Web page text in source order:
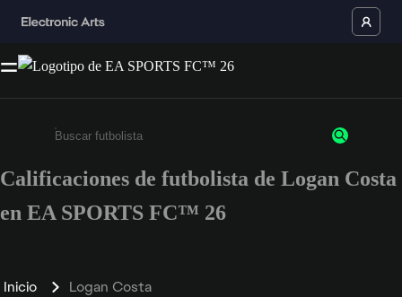
Ingresa un mínimo de 3 caracteres o números
Calificaciones de futbolista de Logan Costa
en EA SPORTS FC™ 26
Inicio Logan Costa